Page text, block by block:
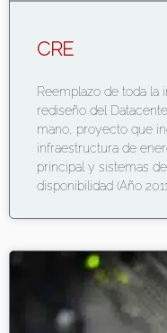
CRE
Reemplazo de toda la
rediseño del
mano, proyecto que
infraestructura de
principal y sistemas
disponibilidad (Año